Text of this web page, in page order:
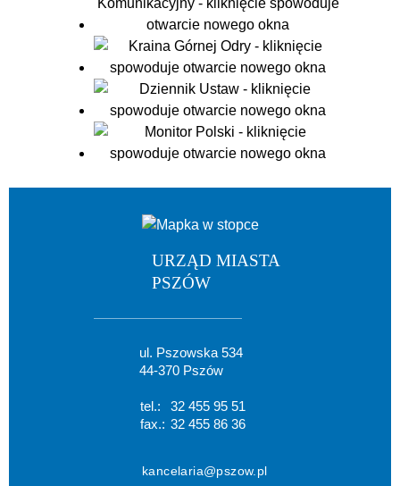
URZĄD MIASTA
PSZÓW
ul. Pszowska 534
44-370 Pszów
tel.:
32 455 95 51
fax.: 32 455 86 36
kancelaria@pszow.pl